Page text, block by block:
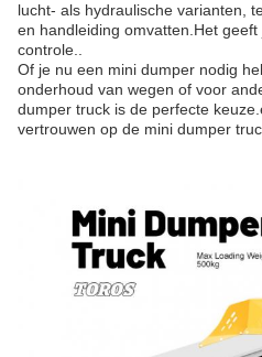
lucht- als hydraulische varianten,
en handleiding omvatten.Het
controle..
Of je nu een mini dumper nodig
onderhoud van wegen of voor
dumper truck is de perfecte
vertrouwen op de mini dumper